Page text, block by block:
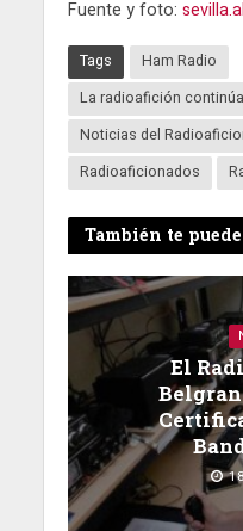
Fuente y foto:
Tags
Ham Radio
La radioafición
Noticias del
Radioaficionados
También te
El